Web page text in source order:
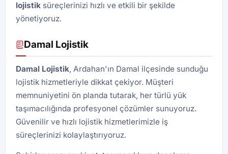
lojistik süreçlerinizi hızlı ve etkili bir şekilde
yönetiyoruz.
Damal Lojistik
Damal Lojistik, Ardahan'ın Damal ilçesinde sunduğu
lojistik hizmetleriyle dikkat çekiyor. Müşteri
memnuniyetini ön planda tutarak, her türlü yük
taşımacılığında profesyonel çözümler sunuyoruz.
Güvenilir ve hızlı lojistik hizmetlerimizle iş
süreçlerinizi kolaylaştırıyoruz.